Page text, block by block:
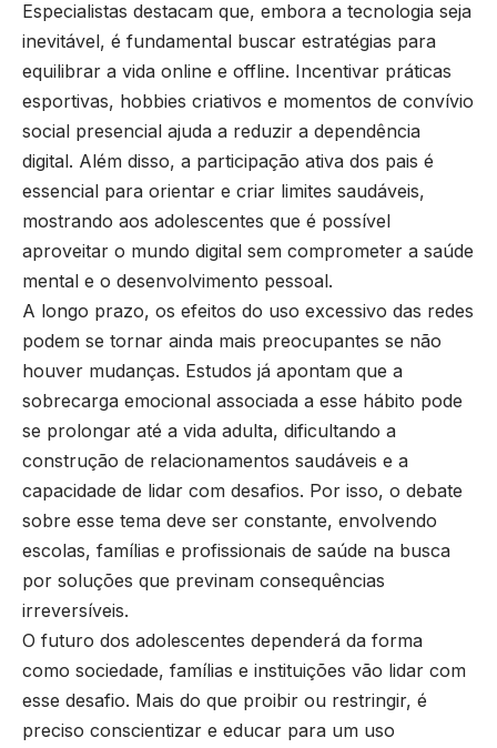
Especialistas destacam que, embora a tecnologia seja
inevitável, é fundamental buscar estratégias para
equilibrar a vida online e offline. Incentivar práticas
esportivas, hobbies criativos e momentos de convívio
social presencial ajuda a reduzir a dependência
digital. Além disso, a participação ativa dos pais é
essencial para orientar e criar limites saudáveis,
mostrando aos adolescentes que é possível
aproveitar o mundo digital sem comprometer a saúde
mental e o desenvolvimento pessoal.
A longo prazo, os efeitos do uso excessivo das redes
podem se tornar ainda mais preocupantes se não
houver mudanças. Estudos já apontam que a
sobrecarga emocional associada a esse hábito pode
se prolongar até a vida adulta, dificultando a
construção de relacionamentos saudáveis e a
capacidade de lidar com desafios. Por isso, o debate
sobre esse tema deve ser constante, envolvendo
escolas, famílias e profissionais de saúde na busca
por soluções que previnam consequências
irreversíveis.
O futuro dos adolescentes dependerá da forma
como sociedade, famílias e instituições vão lidar com
esse desafio. Mais do que proibir ou restringir, é
preciso conscientizar e educar para um uso